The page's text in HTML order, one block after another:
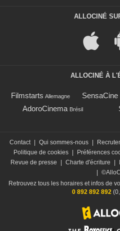
ALLOCINÉ
ALLOCINÉ À
Filmstarts Allemagne SensaCine
AdoroCinema Brésil
Contact Qui sommes-nous
Politique de cookies
Préférences
Revue de presse
Charte d'écriture
Retrouvez tous les horaires et infos de
0 892 892 892